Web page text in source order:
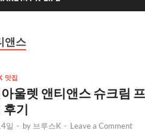
앤스
맛집
울렛 앤티앤스 슈크림 프
후기
일 - by 브루스K - Leave a Comment